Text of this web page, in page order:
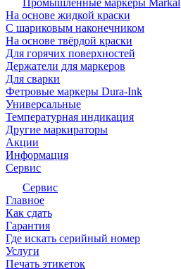
Промышленные маркеры Markal
На основе жидкой краски
С шариковым наконечником
На основе твёрдой краски
Для горячих поверхностей
Держатели для маркеров
Для сварки
Фетровые маркеры Dura-Ink
Универсальные
Температурная индикация
Другие маркираторы
Акции
Информация
Сервис
Сервис
Главное
Как сдать
Гарантия
Где искать серийный номер
Услуги
Печать этикеток